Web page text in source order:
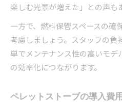
楽しむ光景が増えた」との声も
一方で、燃料保管スペースの確
考慮しましょう。スタッフの負
単でメンテナンス性の高いモデ
の効率化につながります。
ペレットストーブの導入費